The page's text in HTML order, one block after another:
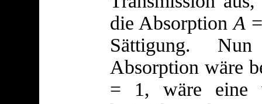
die AbsorptionA
Sättigung.
Absorption wäre
= 1, wäre eine